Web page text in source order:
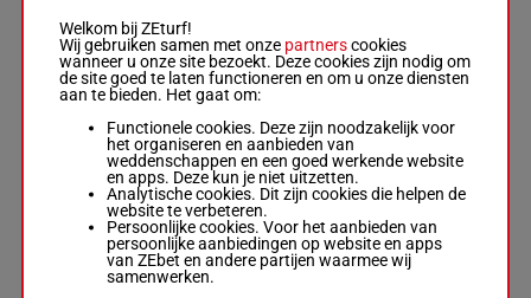
Box: 7 -M/4 -
57.5 kg
3p 1p 6p (25) 4p
HARMONY OF
Alejandro
Herrera Olivares
Jose Miguel
Alvarez Donoso
R/4 -
5p (25) 9p 5p 6p
R/454.5
kg
5p (25)
9p 5p 6p
3p
8
Welkom bij ZEturf!
Wij gebruiken samen met onze partnerscookies
wanneer u onze site bezoekt. Deze cookies zijn nodig om
de site goed te laten functioneren en om u onze diensten
aan te bieden. Het gaat om:
Functionele cookies. Deze zijn noodzakelijk voor
het organiseren en aanbieden van
weddenschappen en een goed werkende website
en apps. Deze kun je niet uitzetten.
Analytische cookies. Dit zijn cookies die helpen de
website te verbeteren.
Persoonlijke cookies. Voor het aanbieden van
persoonlijke aanbiedingen op website en apps
van ZEbet en andere partijen waarmee wij
samenwerken.